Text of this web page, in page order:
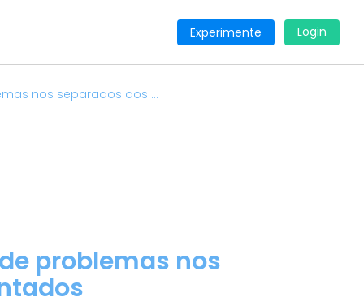
Experimente Login
nos separados dos ...
problemas nos